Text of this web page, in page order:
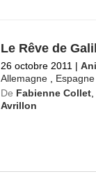
Le Rêve de
26 octobre 2011 |
Allemagne , Espagne
De Fabienne Collet
Avrillon